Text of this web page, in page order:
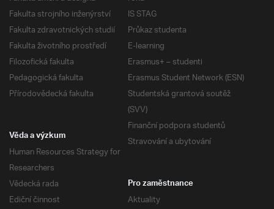
Fakulta strojního inženýrství
Fakulta zdravotnických studií
Fakulta životního prostředí
Filozofická fakulta
Pedagogická fakulta
Přírodovědecká fakulta
IS STAG
Průkaz studenta
E-learning
Erasmus+ – studenti
Erasmus Student Network (ESN)
Studentská grantová soutěž
(SVV)
Finanční podpora studentů
Stravování a ubytování
Věda a výzkum
Human Resources Strategy for
Researchers
Vědecká rada
Ediční činnost
Pro zaměstnance
Aktuality